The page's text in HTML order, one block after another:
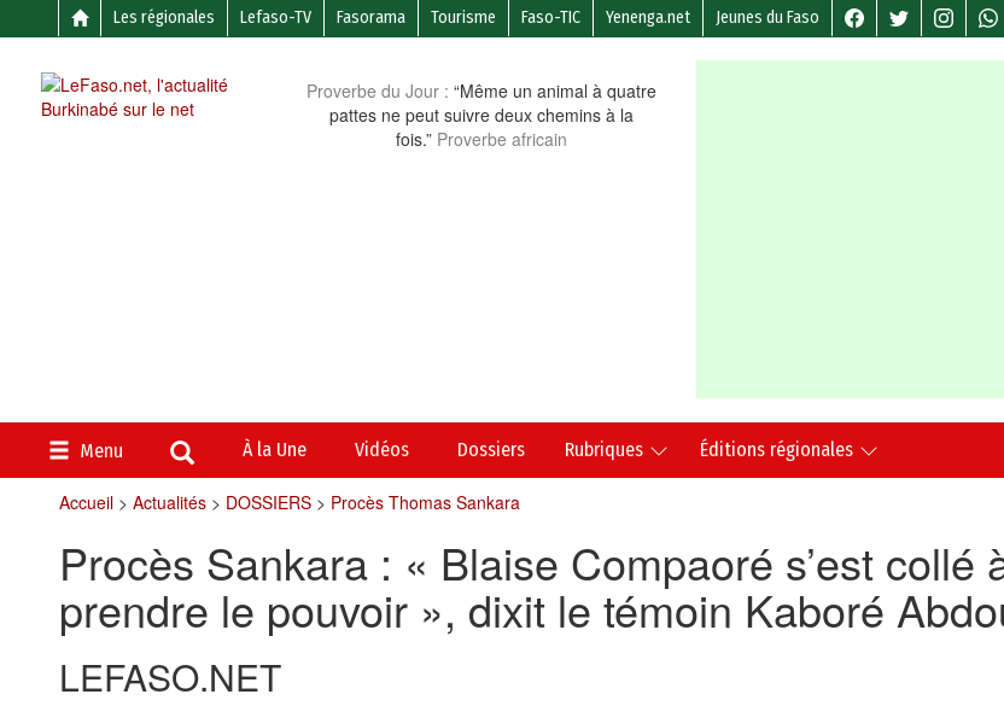
Les régionales Lefaso-TV Fasorama Tourisme Faso-TIC Yenenga.net Jeunes du Faso
Proverbe du Jour : “Même un animal à quatre
pattes ne peut suivre deux chemins à la
fois.” Proverbe africain
Menu À la Une Vidéos Dossiers Rubriques Éditions régionales
Accueil> Actualités> DOSSIERS> Procès Thomas Sankara
Procès Sankara : « Blaise Compaoré s’est
prendre le pouvoir », dixit le témoin Kaboré
LEFASO.NET